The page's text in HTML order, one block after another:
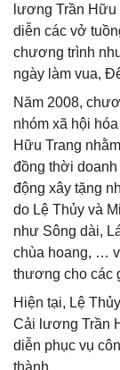
lương Trần Hữu
diễn các vở
chương trình
ngày làm vua,
Năm 2008,
nhóm xã hội
Hữu Trang
đồng thời
động xây tặng
do Lệ Thủy và
như Sông dài,
chùa hoang, …
thương cho các
Hiện tại, Lệ
Cải lương Trần
diễn phục vụ
thành.